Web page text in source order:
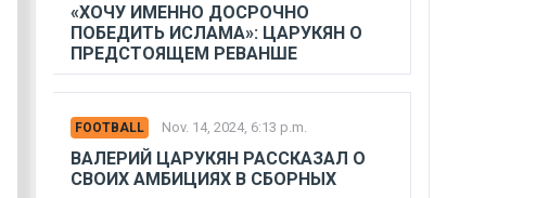
«ХОЧУ ИМЕННО ДОСРОЧНО
ПОБЕДИТЬ ИСЛАМА»: ЦАРУКЯН О
ПРЕДСТОЯЩЕМ РЕВАНШЕ
FOOTBALL Nov. 14, 2024, 6:13 p.m.
ВАЛЕРИЙ ЦАРУКЯН РАССКАЗАЛ О
СВОИХ АМБИЦИЯХ В СБОРНЫХ